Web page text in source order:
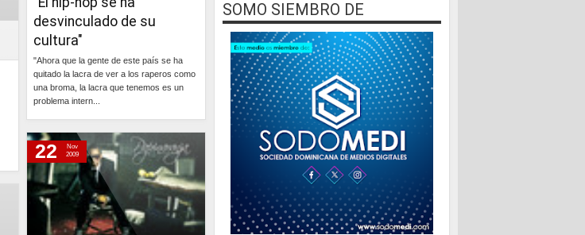
desvinculado de su
cultura"
"Ahora que la gente de este país se ha
quitado la lacra de ver a los raperos como
una broma, la lacra que tenemos es un
problema intern...
22
Nov
2009
SOMO SIEMBRO DE